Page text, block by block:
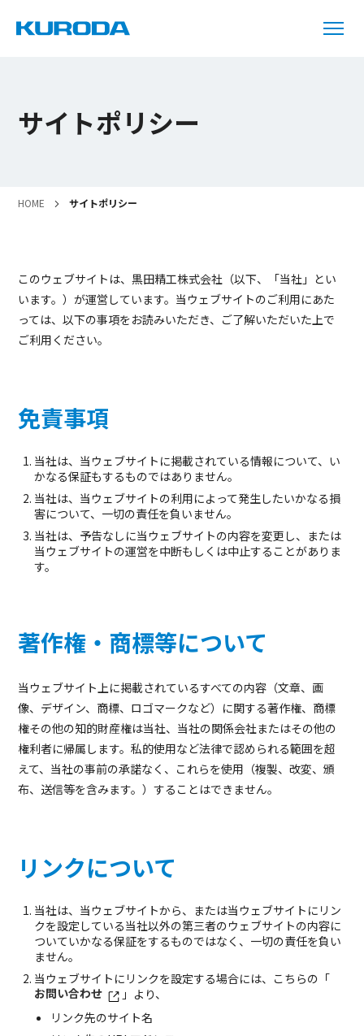
サイトポリシー
HOME サイトポリシー
このウェブサイトは、黒田精工株式会社（以下、「当社」とい
います。）が運営しています。当ウェブサイトのご利用にあた
っては、以下の事項をお読みいただき、ご了解いただいた上で
ご利用ください。
免責事項
当社は、当ウェブサイトに掲載されている情報について、い
かなる保証もするものではありません。
当社は、当ウェブサイトの利用によって発生したいかなる損
害について、一切の責任を負いません。
当社は、予告なしに当ウェブサイトの内容を変更し、または
当ウェブサイトの運営を中断もしくは中止することがありま
す。
著作権・商標等について
当ウェブサイト上に掲載されているすべての内容（文章、画
像、デザイン、商標、ロゴマークなど）に関する著作権、商標
権その他の知的財産権は当社、当社の関係会社またはその他の
権利者に帰属します。私的使用など法律で認められる範囲を超
えて、当社の事前の承諾なく、これらを使用（複製、改変、頒
布、送信等を含みます。）することはできません。
リンクについて
当社は、当ウェブサイトから、または当ウェブサイトにリン
クを設定している当社以外の第三者のウェブサイトの内容に
ついていかなる保証をするものではなく、一切の責任を負い
ません。
当ウェブサイトにリンクを設定する場合には、こちらの「
お問い合わせ
」より、
リンク先のサイト名